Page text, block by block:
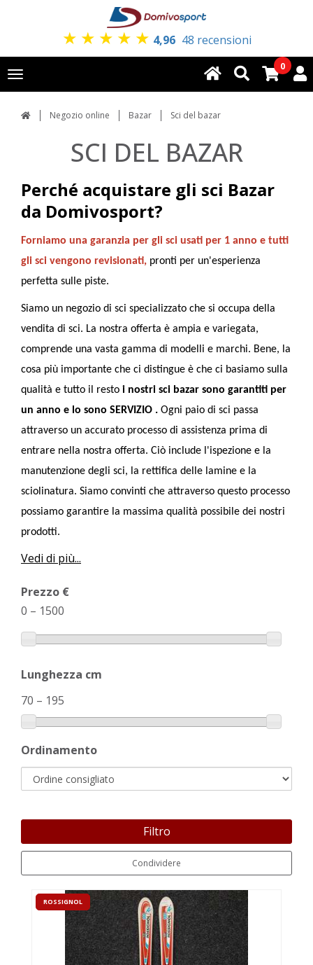
★ ★ ★ ★ ★ 4,96 48 recensioni
Toggle
navigation
0
Negozio online Bazar Sci del bazar
SCI DEL BAZAR
Perché acquistare gli sci Bazar
da Domivosport?
Forniamo una garanzia per gli sci usati per 1 anno e tutti
gli sci vengono revisionati, pronti per un'esperienza
perfetta sulle piste.
Siamo un negozio di sci specializzato che si occupa della
vendita di sci. La nostra offerta è ampia e variegata,
comprende una vasta gamma di modelli e marchi. Bene, la
cosa più importante che ci distingue è che ci basiamo sulla
qualità e tutto il resto i nostri sci bazar sono garantiti per
un anno e lo sono SERVIZIO . Ogni paio di sci passa
attraverso un accurato processo di assistenza prima di
entrare nella nostra offerta. Ciò include l'ispezione e la
manutenzione degli sci, la rettifica delle lamine e la
sciolinatura. Siamo convinti che attraverso questo processo
possiamo garantire la massima qualità possibile dei nostri
prodotti.
Vedi di più...
Prezzo €
0 – 1500
Lunghezza cm
70 – 195
Ordinamento
Filtro
Condividere
ROSSIGNOL